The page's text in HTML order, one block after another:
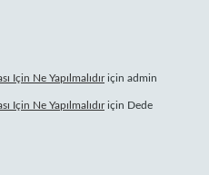
Için Ne Yapılmalıdıriçin admin
Için Ne Yapılmalıdıriçin Dede